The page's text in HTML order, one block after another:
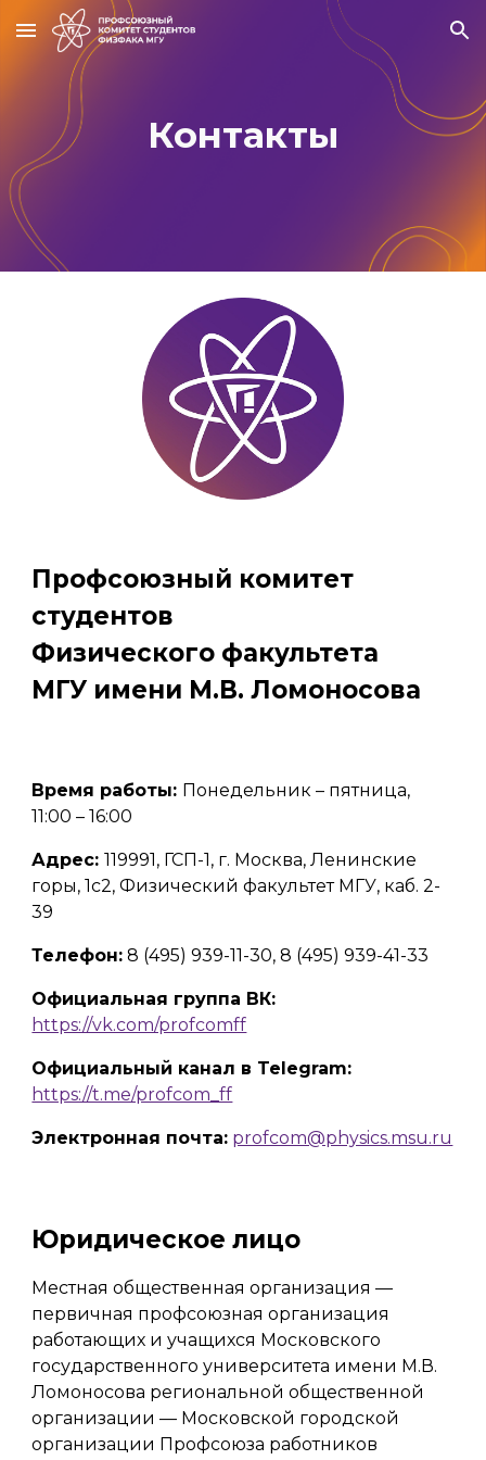
Skip to main content Skip to navigation
Контакты
Профсоюзный комитет
студентов
Физического факультета
МГУ имени М.В. Ломоносова
Время работы: Понедельник – пятница,
11:00 – 16:00
Адрес:119991, ГСП-1, г. Москва, Ленинские
горы, 1с2, Физический факультет МГУ, каб. 2-
39
Телефон: 8 (495) 939-11-30, 8 (495) 939-41-33
Официальная группа ВК:
https://vk.com/profcomff
Официальный канал в Telegram:
https://t.me/profcom_ff
Электронная почта: profcom@physics.msu.ru
Юридическое лицо
Местная общественная организация —
первичная профсоюзная организация
работающих и учащихся Московского
государственного университета имени М.В.
Ломоносова региональной общественной
организации — Московской городской
организации Профсоюза работников